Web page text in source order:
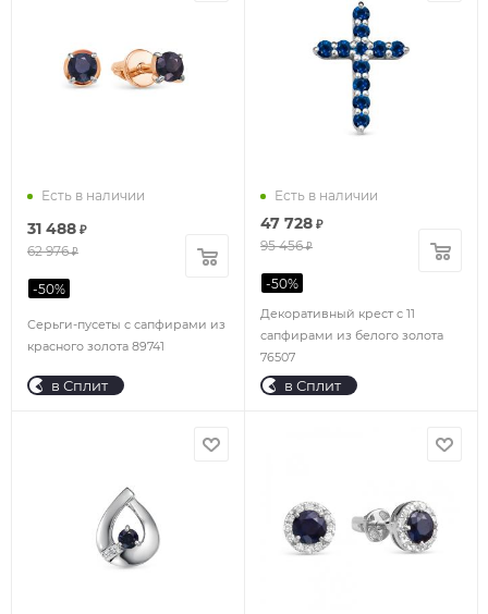
Серьги-пусеты с сапфирами из
красного золота 89741
Есть в наличии
31 488 ₽
62 976₽
-50%
в Сплит
Декоративный крест с 11
сапфирами из белого золота
76507
Есть в наличии
47 728 ₽
95 456₽
-50%
в Сплит